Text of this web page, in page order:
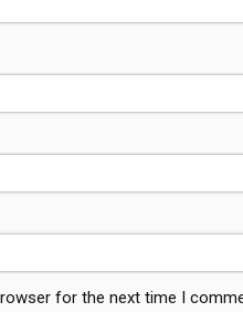
for the next time I